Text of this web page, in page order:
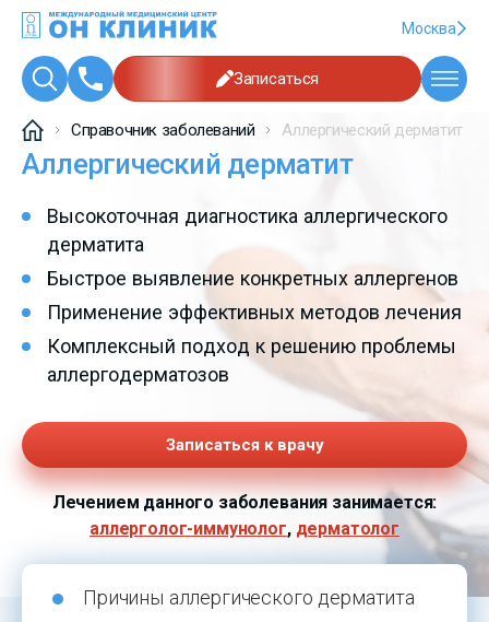
Москва
Записаться
Справочник заболеваний Аллергический дерматит
Аллергический дерматит
Высокоточная диагностика аллергического
дерматита
Быстрое выявление конкретных аллергенов
Применение эффективных методов лечения
Комплексный подход к решению проблемы
аллергодерматозов
Записаться к врачу
Лечением данного заболевания занимается:
аллерголог-иммунолог, дерматолог
Причины аллергического дерматита